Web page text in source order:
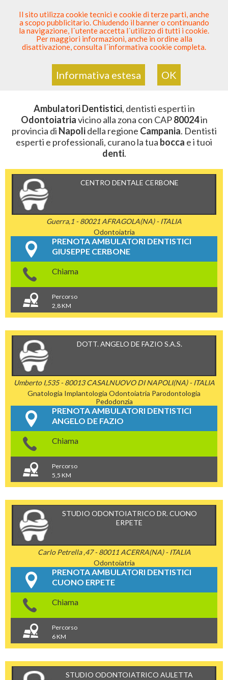
SEI DENTISTA? PARTECIPA
Sei QuiElenco Dentista Sicuro > Odontoiatria>
Ambulatori Dentistici>Campania>Napoli>CAP 80024
ZONA CON CAP 80024
Ambulatori Dentistici, dentisti esperti in
Odontoiatriavicino alla zona con CAP80024in
provincia di Napolidella regione Campania. Dentisti
esperti e professionali, curano la tua bocca e i tuoi
denti.
CENTRO DENTALE CERBONE
Guerra,1 - 80021 AFRAGOLA(NA) - ITALIA
Odontoiatria
PRENOTA AMBULATORI DENTISTICI
GIUSEPPE CERBONE
Chiama
Percorso
2,8 KM
DOTT. ANGELO DE FAZIO S.A.S.
Umberto I,535 - 80013 CASALNUOVO DI NAPOLI(NA) - ITALIA
Gnatologia Implantologia Odontoiatria Parodontologia
Pedodonzia
PRENOTA AMBULATORI DENTISTICI
ANGELO DE FAZIO
Chiama
Percorso
5,5 KM
STUDIO ODONTOIATRICO DR. CUONO
ERPETE
Carlo Petrella ,47 - 80011 ACERRA(NA) - ITALIA
Odontoiatria
PRENOTA AMBULATORI DENTISTICI
CUONO ERPETE
Chiama
Percorso
6 KM
STUDIO ODONTOIATRICO AULETTA
Il sito utilizza cookie tecnici e cookie di terze parti, anche
a scopo pubblicitario. Chiudendo il banner o continuando
la navigazione, l´utente accetta l´utilizzo di tutti i cookie.
Per maggiori informazioni, anche in ordine alla
disattivazione, consulta l´informativa cookie completa.
Informativa estesa OK